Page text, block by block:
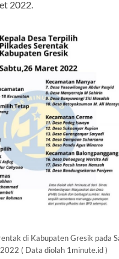
2022.
di Kabupaten Gresik pada
2022 ( Data diolah 1minute.id )